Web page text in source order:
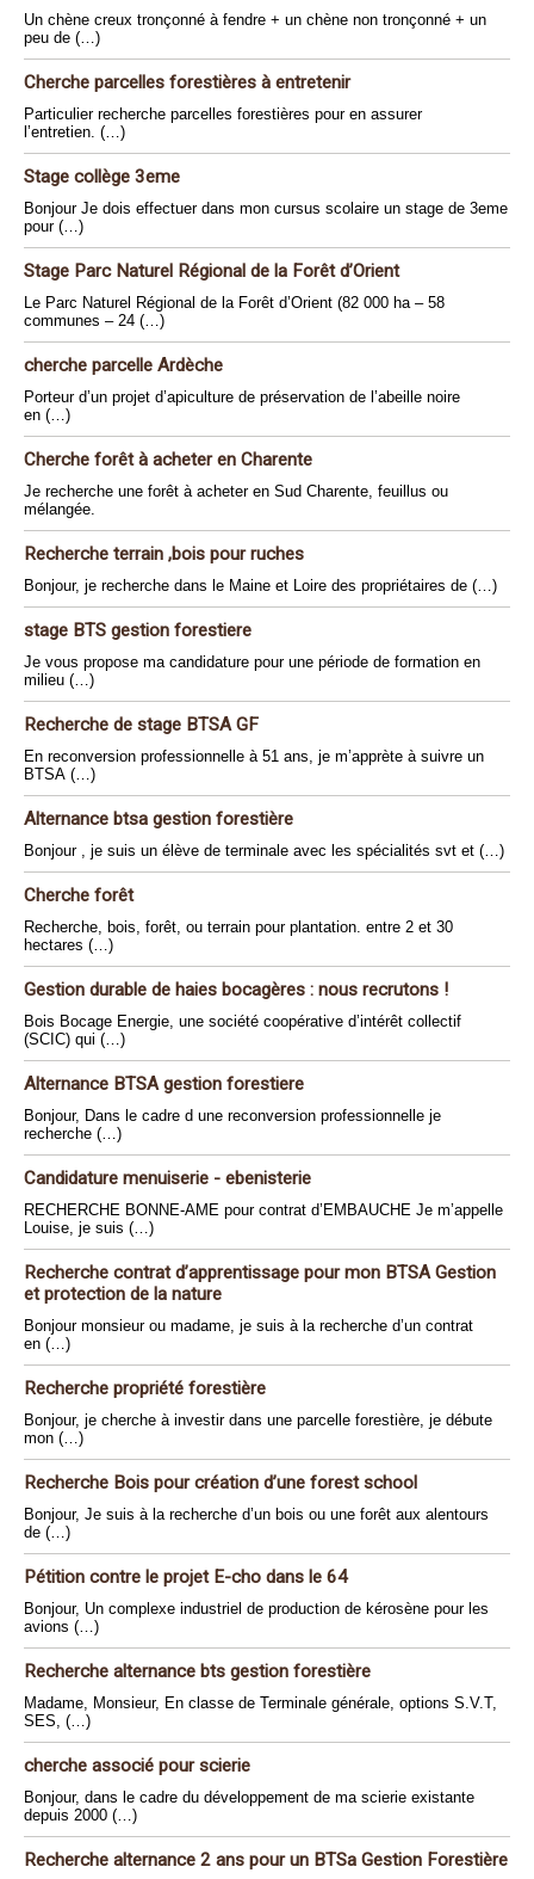
Un chène creux tronçonné à fendre + un chène non tronçonné + un
peu de (…)
Cherche parcelles forestières à entretenir
Particulier recherche parcelles forestières pour en assurer
l’entretien. (…)
Stage collège 3eme
Bonjour Je dois effectuer dans mon cursus scolaire un stage de 3eme
pour (…)
Stage Parc Naturel Régional de la Forêt d’Orient
Le Parc Naturel Régional de la Forêt d’Orient (82 000 ha – 58
communes – 24 (…)
cherche parcelle Ardèche
Porteur d’un projet d’apiculture de préservation de l’abeille noire
en (…)
Cherche forêt à acheter en Charente
Je recherche une forêt à acheter en Sud Charente, feuillus ou
mélangée.
Recherche terrain ,bois pour ruches
Bonjour, je recherche dans le Maine et Loire des propriétaires de (…)
stage BTS gestion forestiere
Je vous propose ma candidature pour une période de formation en
milieu (…)
Recherche de stage BTSA GF
En reconversion professionnelle à 51 ans, je m’apprète à suivre un
BTSA (…)
Alternance btsa gestion forestière
Bonjour , je suis un élève de terminale avec les spécialités svt et (…)
Cherche forêt
Recherche, bois, forêt, ou terrain pour plantation. entre 2 et 30
hectares (…)
Gestion durable de haies bocagères : nous recrutons !
Bois Bocage Energie, une société coopérative d’intérêt collectif
(SCIC) qui (…)
Alternance BTSA gestion forestiere
Bonjour, Dans le cadre d une reconversion professionnelle je
recherche (…)
Candidature menuiserie - ebenisterie
RECHERCHE BONNE-AME pour contrat d’EMBAUCHE Je m’appelle
Louise, je suis (…)
Recherche contrat d’apprentissage pour mon BTSA Gestion
et protection de la nature
Bonjour monsieur ou madame, je suis à la recherche d’un contrat
en (…)
Recherche propriété forestière
Bonjour, je cherche à investir dans une parcelle forestière, je débute
mon (…)
Recherche Bois pour création d’une forest school
Bonjour, Je suis à la recherche d’un bois ou une forêt aux alentours
de (…)
Pétition contre le projet E-cho dans le 64
Bonjour, Un complexe industriel de production de kérosène pour les
avions (…)
Recherche alternance bts gestion forestière
Madame, Monsieur, En classe de Terminale générale, options S.V.T,
SES, (…)
cherche associé pour scierie
Bonjour, dans le cadre du développement de ma scierie existante
depuis 2000 (…)
Recherche alternance 2 ans pour un BTSa Gestion Forestière